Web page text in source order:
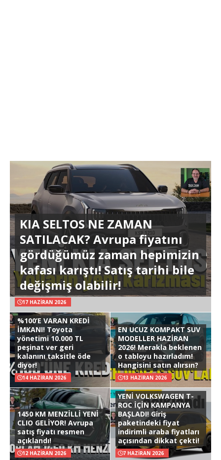
KIA SELTOS NE ZAMAN
SATILACAK? Avrupa fiyatını
gördüğümüz zaman hepimizin
kafası karıştı! Satış tarihi bile
değişmiş olabilir!
17 HAZIRAN 2026
%100’E VARAN KREDİ
İMKANI! Toyota
yönetimi 10.000 TL
peşinat ver geri
kalanını taksitle öde
diyor!
14 HAZIRAN 2026
EN UCUZ KOMPAKT SUV
MODELLER HAZİRAN
2026! Merakla beklenen
o tabloyu hazırladım!
Hangisini satın alırsın?
13 HAZIRAN 2026
1450 KM MENZİLLİ YENİ
CLIO GELİYOR! Avrupa
satış fiyatı resmen
açıklandı!
12 HAZIRAN 2026
YENİ VOLKSWAGEN T-
ROC İÇİN KAMPANYA
BAŞLADI! Giriş
paketindeki fiyat
indirimli araba fiyatları
açısından dikkat çekti!
7 HAZIRAN 2026